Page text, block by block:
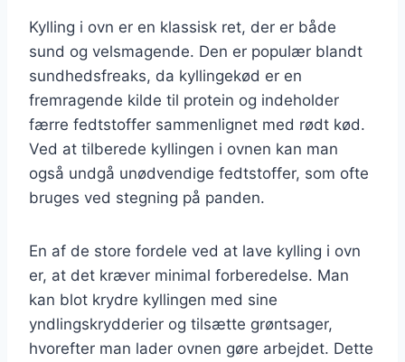
Kylling i ovn er en klassisk ret, der er både
sund og velsmagende. Den er populær blandt
sundhedsfreaks, da kyllingekød er en
fremragende kilde til protein og indeholder
færre fedtstoffer sammenlignet med rødt kød.
Ved at tilberede kyllingen i ovnen kan man
også undgå unødvendige fedtstoffer, som ofte
bruges ved stegning på panden.
En af de store fordele ved at lave kylling i ovn
er, at det kræver minimal forberedelse. Man
kan blot krydre kyllingen med sine
yndlingskrydderier og tilsætte grøntsager,
hvorefter man lader ovnen gøre arbejdet. Dette